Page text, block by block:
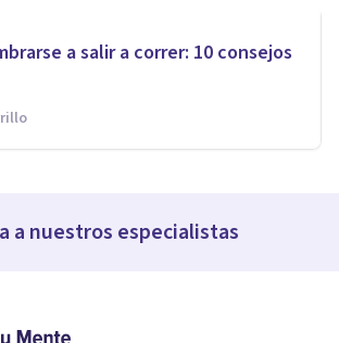
a salir a correr: 10 consejos
a nuestros especialistas